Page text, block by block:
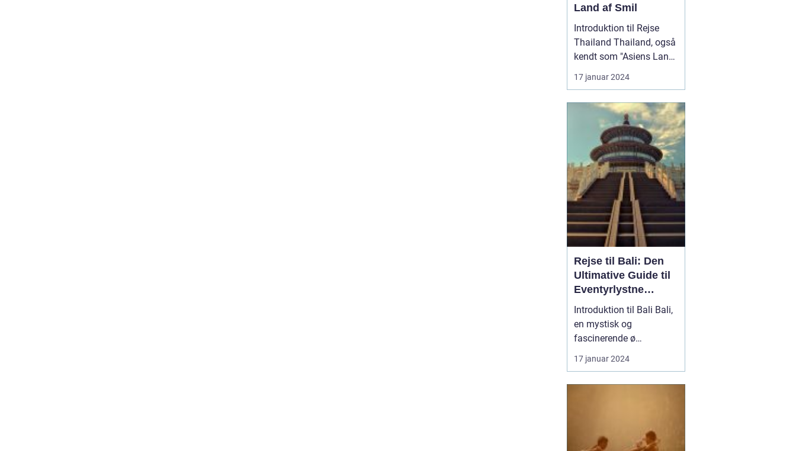
Land af Smil
Introduktion til Rejse
Thailand Thailand, også
kendt som "Asiens Land
af Smil," er en
destination med en rig
naturlandskaber og
spændende eventyr. Lige
fra de berømte strande i
syd til de historiske
templer i nord, er det et
land f...
17 januar 2024
Rejse til Bali: Den
Ultimative Guide til
Eventyrlystne
Rejsende
Introduktion til Bali Bali,
en mystisk og
fascinerende ø
beliggende i det smukke
Indonesien, har længe
betagende
17 januar 2024